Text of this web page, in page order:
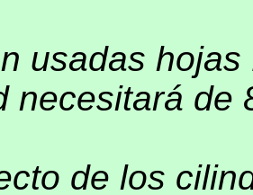
usadas
necesitará de
de los